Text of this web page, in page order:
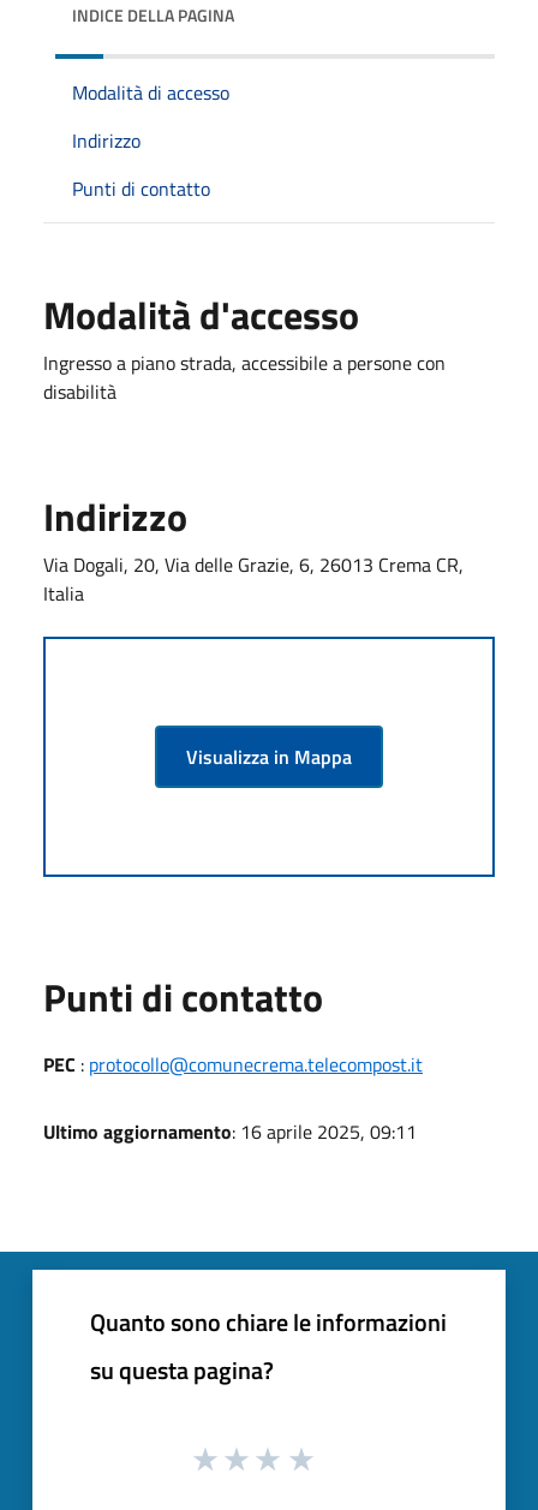
INDICE DELLA PAGINA
Modalità di accesso
Indirizzo
Punti di contatto
Modalità d'accesso
Ingresso a piano strada, accessibile a persone con
disabilità
Indirizzo
Via Dogali, 20, Via delle Grazie, 6, 26013 Crema CR,
Italia
Visualizza in Mappa
Punti di contatto
PEC : protocollo@comunecrema.telecompost.it
Ultimo aggiornamento: 16 aprile 2025, 09:11
Quanto sono chiare le informazioni
su questa pagina?